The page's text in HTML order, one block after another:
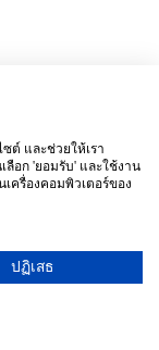
ดี
ศุกร์
เสาร์
ต์ และช่วยให้เรา
อก 'ยอมรับ' และใช้งาน
ครื่องคอมพิวเตอร์ของ
ปฏิเสธ